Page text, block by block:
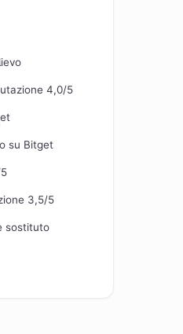
4,0/5
su Bitget
3,5/5
sostituto